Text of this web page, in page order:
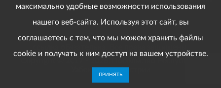
При использовании опубликованных материалов
Узбекистан в Австрии
максимально удобные возможности использования
нашего веб-сайта. Используя этот сайт, вы
соглашаетесь с тем, что мы можем хранить файлы
cookie и получать к ним доступ на вашем устройстве.
ПРИНЯТЬ